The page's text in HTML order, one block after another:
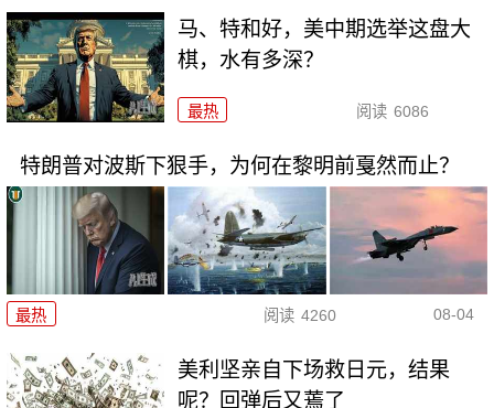
马、特和好，美中期选举这盘大
棋，水有多深？
最热 阅读 6086
特朗普对波斯下狠手，为何在黎明前戛然而止？
最热 阅读 4260 08-04
美利坚亲自下场救日元，结果
呢？回弹后又蔫了